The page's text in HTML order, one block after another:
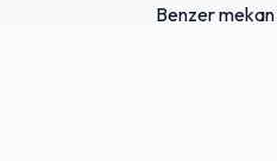
Benzer mekan